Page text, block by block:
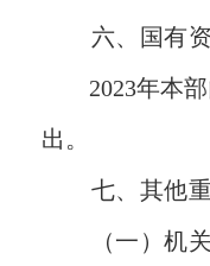
六、
国有
2023年本
出。
七、 其他
（一）机